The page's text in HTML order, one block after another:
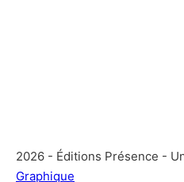
2026 - Éditions Présence -
Graphique